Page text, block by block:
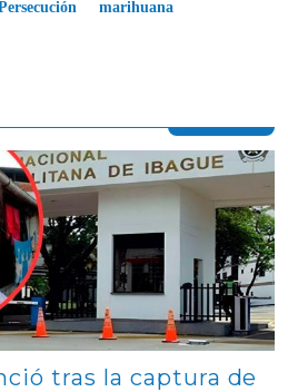
marihuana
tras la captura de